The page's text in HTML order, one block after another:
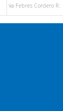
R. Alcaldía